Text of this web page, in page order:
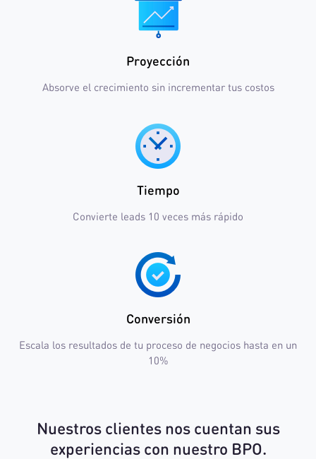
Proyección
Absorve el crecimiento sin incrementar tus costos
Tiempo
Convierte leads 10 veces más rápido
Conversión
Escala los resultados de tu proceso de negocios hasta en un
10%
Nuestros clientes nos cuentan sus
experiencias con nuestro BPO.